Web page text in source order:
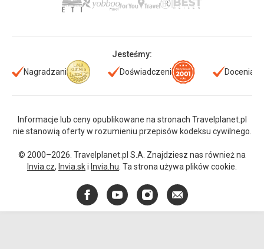
Jesteśmy:
Nagradzani
Doświadczeni Doceniani
Informacje lub ceny opublikowane na stronach Travelplanet.pl
nie stanowią oferty w rozumieniu przepisów kodeksu cywilnego.
© 2000–2026. Travelplanet.pl S.A. Znajdziesz nas również na
Invia.cz, Invia.ski Invia.hu . Ta strona używa plików cookie.
FacebookYouTubeInstagram
E-
mail